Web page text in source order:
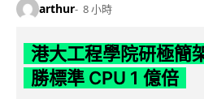
arthur 8 小時
港大工程學院研極簡
勝標準 CPU 1 億倍